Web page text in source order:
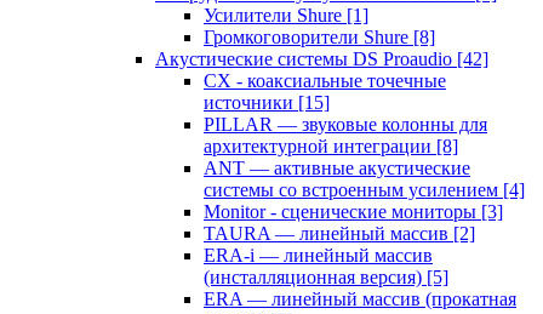
Усилители Shure [1]
Громкоговорители Shure [8]
Акустические системы DS Proaudio [42]
CX - коаксиальные точечные
источники [15]
PILLAR — звуковые колонны для
архитектурной интеграции [8]
ANT — активные акустические
системы со встроенным усилением [4]
Monitor - сценические мониторы [3]
TAURA — линейный массив [2]
ERA-i — линейный массив
(инсталляционная версия) [5]
ERA — линейный массив (прокатная